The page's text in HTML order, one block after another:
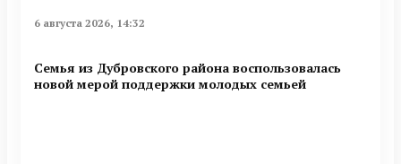
6 августа 2026, 14:32
Семья из Дубровского района воспользовалась
новой мерой поддержки молодых семьей